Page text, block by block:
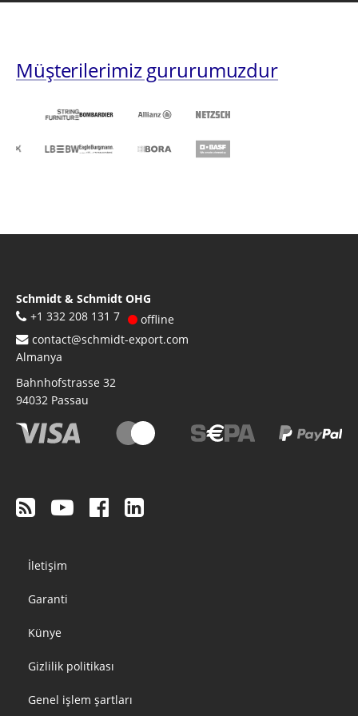
Müşterilerimiz gururumuzdur
Schmidt & Schmidt OHG
+1 332 208 131 7
offline
contact@schmidt-export.com
Almanya
Bahnhofstrasse 32
94032 Passau
menu
İletişim
Garanti
Künye
Gizlilik politikası
Genel işlem şartları